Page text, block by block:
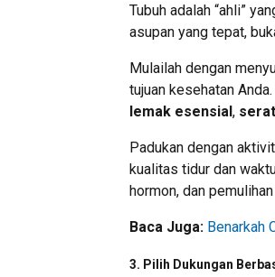
Tubuh adalah “ahli”
asupan yang tepat,
Mulailah dengan
tujuan kesehatan
lemak esensial, serat
Padukan dengan
kualitas tidur dan
hormon, dan
Baca Juga: Benarkah
3. Pilih Dukungan